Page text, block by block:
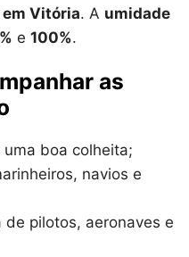
em Vitória. A umidade
e 100%.
as
boa colheita;
navios e
pilotos, aeronaves e